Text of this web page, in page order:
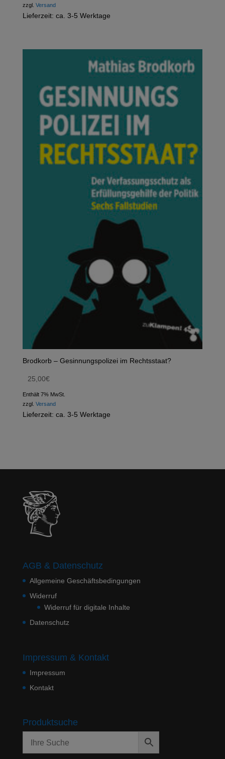
zzgl. Versand
Lieferzeit: ca. 3-5 Werktage
Brodkorb – Gesinnungspolizei im Rechtsstaat?
25,00€
Enthält 7% MwSt.
zzgl. Versand
Lieferzeit: ca. 3-5 Werktage
AGB & Datenschutz
Allgemeine Geschäftsbedingungen
Widerruf
Widerruf für digitale Inhalte
Datenschutz
Impressum & Kontakt
Impressum
Kontakt
Produktsuche